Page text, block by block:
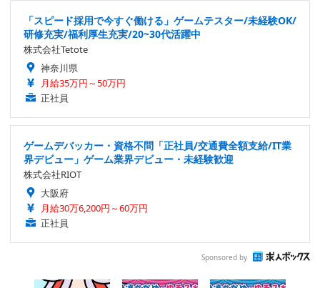
「スピード採用で今すぐ働ける」ゲームテスター/未経験OK/
研修充実/福利厚生充実/20~30代活躍中
株式会社Tetote
神奈川県
月給35万円～50万円
正社員
ゲームデバッカー・資格不問「正社員/交通費全額支給/IT業
界デビュー」ゲーム業界デビュー・未経験歓迎
株式会社RIOT
大阪府
月給30万6,200円～60万円
正社員
Sponsored by